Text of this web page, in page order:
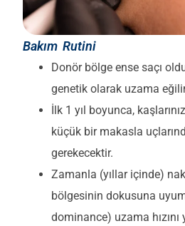
Bakım Rutini
Donör bölge ense saçı
genetik olarak uzama
İlk 1 yıl boyunca,
küçük bir makasla
gerekecektir.
Zamanla (yıllar içinde)
bölgesinin dokusuna
dominance) uzama hızını